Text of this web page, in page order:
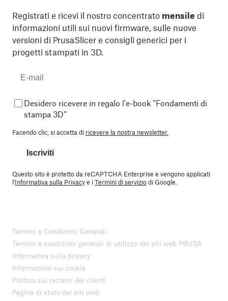
Registrati e ricevi il nostro concentrato mensile di
informazioni utili sui nuovi firmware, sulle nuove
versioni di PrusaSlicer e consigli generici per i
progetti stampati in 3D.
Desidero ricevere in regalo l'e-book “Fondamenti di
stampa 3D”
Facendo clic, si accetta di ricevere la nostra newsletter.
Iscriviti
Questo sito è protetto da reCAPTCHA Enterprise e vengono applicati
l'Informativa sulla Privacye iTermini di serviziodi Google.
Termini e Condizioni Generali
Termini e condizioni generali di utilizzo dei siti web PRUSA
Informativa sulla privacy
Informazioni sui cookie
Politica sui reclami dei clienti
Pagina di stato dei siti web